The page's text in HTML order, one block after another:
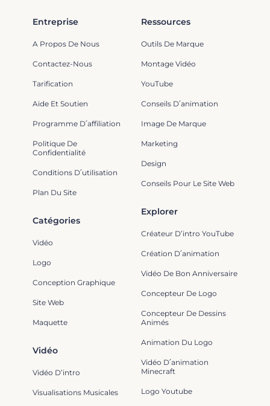
Entreprise
A Propos De Nous
Contactez-Nous
Tarification
Aide Et Soutien
Programme D՛affiliation
Politique De
Confidentialité
Conditions D՛utilisation
Plan Du Site
Ressources
Outils De Marque
Montage Vidéo
YouTube
Conseils D՛animation
Image De Marque
Marketing
Design
Conseils Pour Le Site Web
Catégories
Vidéo
Logo
Conception Graphique
Site Web
Maquette
Explorer
Créateur D’intro YouTube
Création D՛animation
Vidéo De Bon Anniversaire
Concepteur De Logo
Concepteur De Dessins
Animés
Animation Du Logo
Vidéo D՛animation
Minecraft
Logo Youtube
Vidéo
Vidéo D’intro
Visualisations Musicales